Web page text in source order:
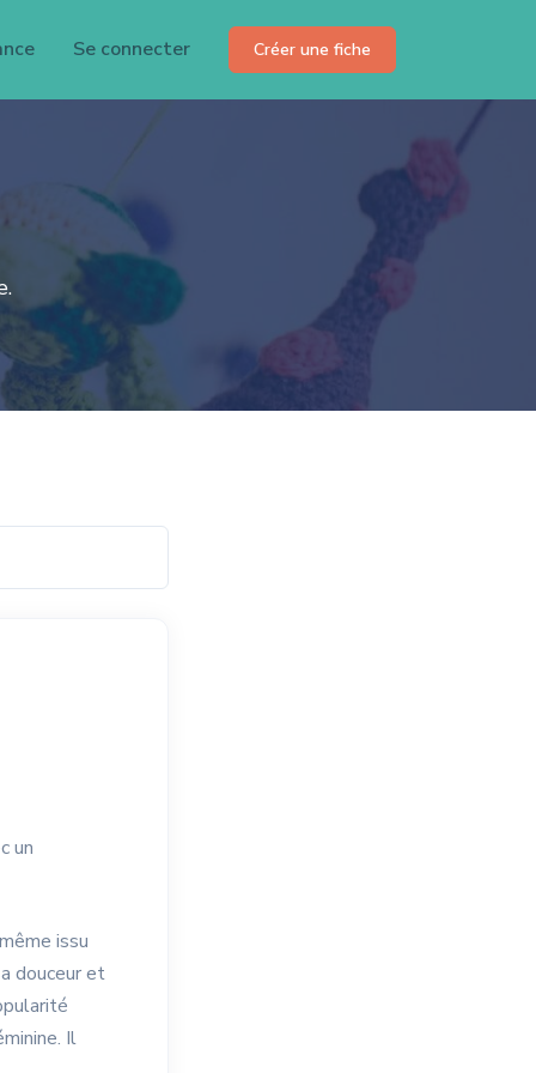
Se connecter Créer une fiche
un
issu
douceur et
Il